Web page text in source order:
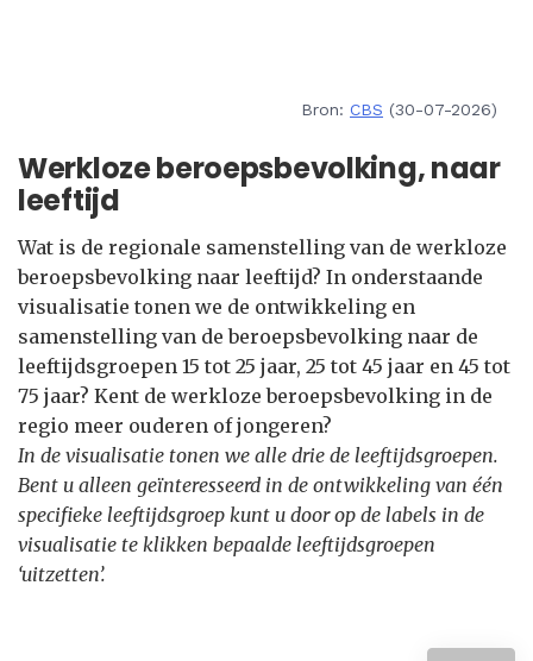
Bron: CBS (30-07-2026)
Werkloze beroepsbevolking, naar
leeftijd
Wat is de regionale samenstelling van de werkloze
beroepsbevolking naar leeftijd? In onderstaande
visualisatie tonen we de ontwikkeling en
samenstelling van de beroepsbevolking naar de
leeftijdsgroepen 15 tot 25 jaar, 25 tot 45 jaar en 45 tot
75 jaar? Kent de werkloze beroepsbevolking in de
regio meer ouderen of jongeren?
In de visualisatie tonen we alle drie de leeftijdsgroepen.
Bent u alleen geïnteresseerd in de ontwikkeling van één
specifieke leeftijdsgroep kunt u door op de labels in de
visualisatie te klikken bepaalde leeftijdsgroepen
‘uitzetten’.